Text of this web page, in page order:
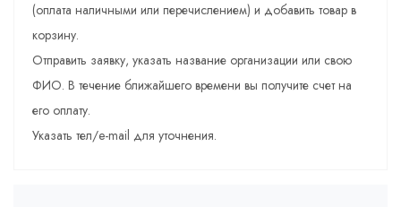
(оплата наличными или перечислением) и добавить товар в
корзину.
Отправить заявку, указать название организации или свою
ФИО. В течение ближайшего времени вы получите счет на
его оплату.
Указать тел/e-mail для уточнения.